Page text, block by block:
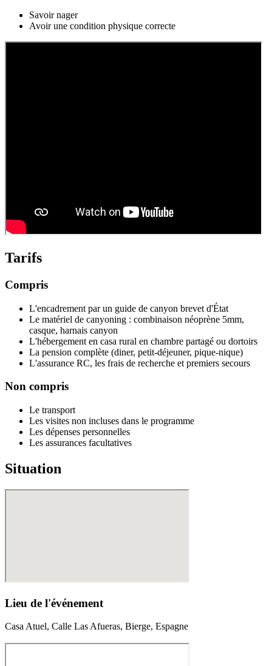
Savoir nager
Avoir une condition physique correcte
Tarifs
Compris
L'encadrement par un guide de canyon brevet d'État
Le matériel de canyoning : combinaison néoprène 5mm,
casque, harnais canyon
L'hébergement en casa rural en chambre partagé ou dortoirs
La pension complète (diner, petit-déjeuner, pique-nique)
L'assurance RC, les frais de recherche et premiers secours
Non compris
Le transport
Les visites non incluses dans le programme
Les dépenses personnelles
Les assurances facultatives
Situation
Lieu de l'événement
Casa Atuel, Calle Las Afueras, Bierge, Espagne